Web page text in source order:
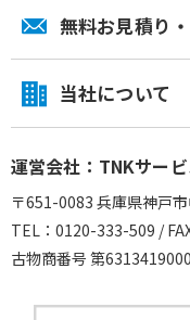
無料お見積り
当社について
運営会社：TNKサー
〒651-0083 兵庫県神戸
TEL：0120-333-509 /
古物商番号 第